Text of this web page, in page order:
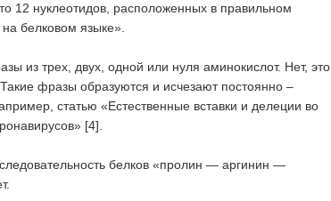
12 нуклеотидов, расположенных в правильном
белковом языке».
из трех, двух, одной или нуля аминокислот. Нет, это
фразы образуются и исчезают постоянно –
статью «Естественные вставки и делеции во
[4].
белков «пролин — аргинин —